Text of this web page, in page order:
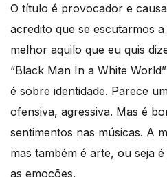
O título é provocador e
acredito que se escutarmos
melhor aquilo que eu quis
“Black Man In a White
é sobre identidade. Parece
ofensiva, agressiva. Mas é
sentimentos nas músicas. A
mas também é arte, ou seja
as emoções.